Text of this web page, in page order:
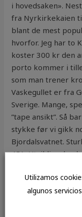
i hovedsaken».
fra Nyrkirkekaien
blant de mest
hvorfor. Jeg har to
koster 300 kr den
porto kommer i
som man trener
Vaskegullet er fra
Sverige. Mange,
”tape ansikt”. Så
stykke før vi gikk
Bjordalsvatnet.
451.
5356, med 5%
velkommen til
kommentarer Has
Utilizamos
algunos